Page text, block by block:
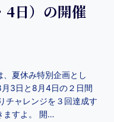
4日）の開催
夏休み特別企画とし
3日と8月4日の２日間
チャレンジを３回達成す
ますよ。 開…